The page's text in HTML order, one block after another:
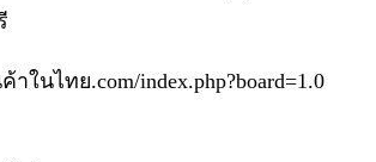
าในไทย.com/index.php?board=1.0